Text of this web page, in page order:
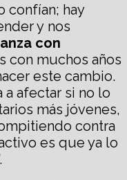
confían; hay
y nos
con
con muchos años
este cambio.
a afectar si no lo
más jóvenes,
contra
es que ya lo